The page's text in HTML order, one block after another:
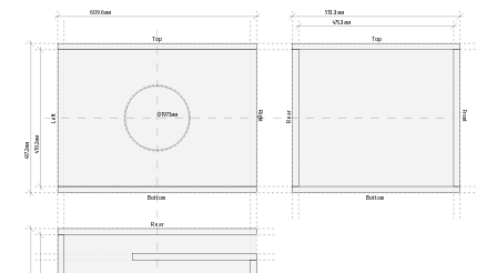
Ø197.1мм
609.6мм
513.3мм
475.3мм
457.2мм 419.2мм
Top Top
Bottom Bottom
Rear
Left Right Rear Front